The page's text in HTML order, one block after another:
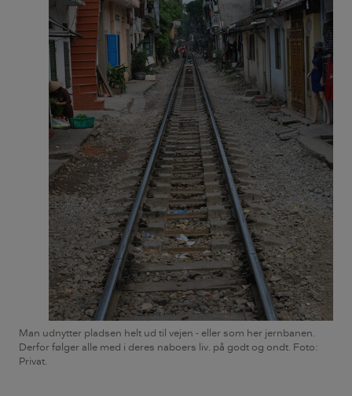
Man udnytter pladsen helt ud til vejen - eller som her jernbanen.
Derfor følger alle med i deres naboers liv. på godt og ondt. Foto:
Privat.